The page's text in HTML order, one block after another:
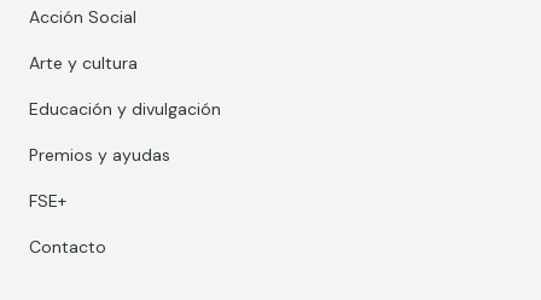
Acción Social
Arte y cultura
Educación y divulgación
Premios y ayudas
FSE+
Contacto